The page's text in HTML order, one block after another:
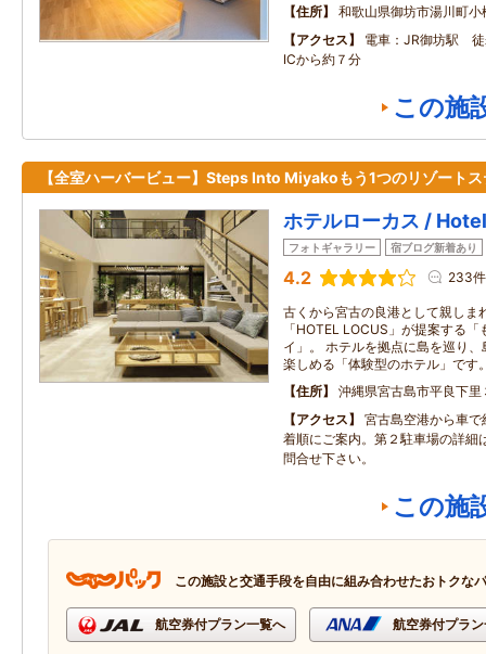
住所
和歌山県御坊市湯川町
アクセス
電車：JR御坊駅
ICから約７分
この施
【全室ハーバービュー】Steps Into Miyakoもう1つのリゾート
ホテルローカス /
フォトギャラリー 宿ブログ新着あり
4.2 233件
古くから宮古の良港として親しま
「HOTEL LOCUS」が提案する
イ」。 ホテルを拠点に島を巡り
楽しめる「体験型のホテル」です
住所
沖縄県宮古島市平良下里
アクセス
宮古島空港から車
着順にご案内。第２駐車場の詳細
問合せ下さい。
この施
この施設と交通手段を自由に組み合わせたおトクな
航空券付プラン一覧へ 航空券付プラ